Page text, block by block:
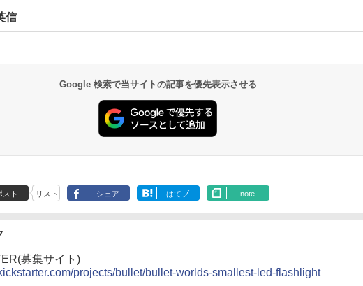
信
Google 検索で当サイトの記事を優先表示させる
スト リスト シェア はてブ note
募集サイト)
projects/bullet/bullet-worlds-smallest-led-flashlight